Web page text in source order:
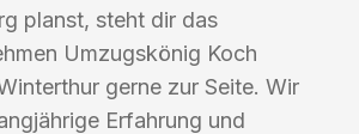
planst, steht dir das
Umzugskönig Koch
gerne zur Seite. Wir
Erfahrung und